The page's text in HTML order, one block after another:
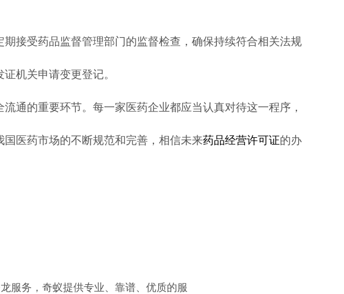
接受药品监督管理部门的监督检查，确保持续符合相关法规
机关申请变更登记。
通的重要环节。每一家医药企业都应当认真对待这一程序，
医药市场的不断规范和完善，相信未来药品经营许可证的办
服务，奇蚁提供专业、靠谱、优质的服